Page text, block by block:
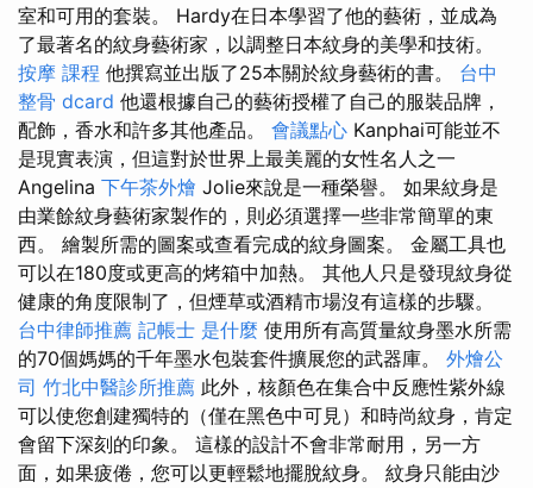
室和可用的套裝。 Hardy在日本學習了他的藝術，並成為
了最著名的紋身藝術家，以調整日本紋身的美學和技術。
按摩 課程 他撰寫並出版了25本關於紋身藝術的書。 台中
整骨 dcard 他還根據自己的藝術授權了自己的服裝品牌，
配飾，香水和許多其他產品。 會議點心 Kanphai可能並不
是現實表演，但這對於世界上最美麗的女性名人之一
Angelina 下午茶外燴 Jolie來說是一種榮譽。 如果紋身是
由業餘紋身藝術家製作的，則必須選擇一些非常簡單的東
西。 繪製所需的圖案或查看完成的紋身圖案。 金屬工具也
可以在180度或更高的烤箱中加熱。 其他人只是發現紋身從
健康的角度限制了，但煙草或酒精市場沒有這樣的步驟。
台中律師推薦 記帳士 是什麼 使用所有高質量紋身墨水所需
的70個媽媽的千年墨水包裝套件擴展您的武器庫。 外燴公
司 竹北中醫診所推薦 此外，核顏色在集合中反應性紫外線
可以使您創建獨特的（僅在黑色中可見）和時尚紋身，肯定
會留下深刻的印象。 這樣的設計不會非常耐用，另一方
面，如果疲倦，您可以更輕鬆地擺脫紋身。 紋身只能由沙